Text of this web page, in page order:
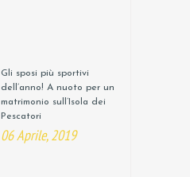
Gli sposi più sportivi
dell’anno! A nuoto per un
matrimonio sull’Isola dei
Pescatori
06 Aprile, 2019